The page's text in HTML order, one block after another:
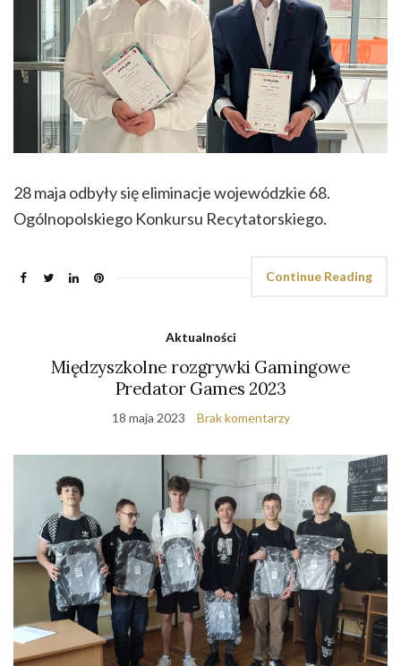
28 maja odbyły się eliminacje wojewódzkie 68.
Ogólnopolskiego Konkursu Recytatorskiego.
Continue Reading
Aktualności
Międzyszkolne rozgrywki Gamingowe
Predator Games 2023
18 maja 2023 Brak komentarzy